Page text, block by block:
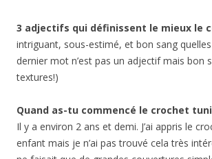
3 adjectifs qui définissent le mieux le
intriguant, sous-estimé, et bon sang
dernier mot n’est pas un adjectif mais bon
textures!)
Quand as-tu commencé le crochet
Il y a environ 2 ans et demi. J’ai appris le
enfant mais je n’ai pas trouvé cela très